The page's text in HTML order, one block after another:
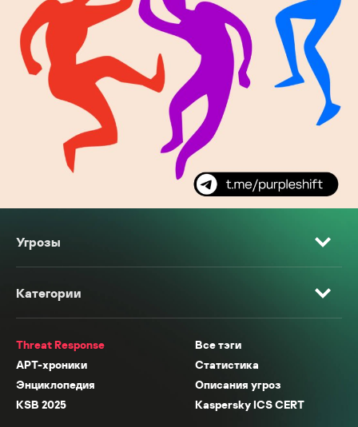
Угрозы
Категории
Threat Response
Все тэги
APT-хроники
Статистика
Энциклопедия
Описания угроз
KSB 2025
Kaspersky ICS CERT